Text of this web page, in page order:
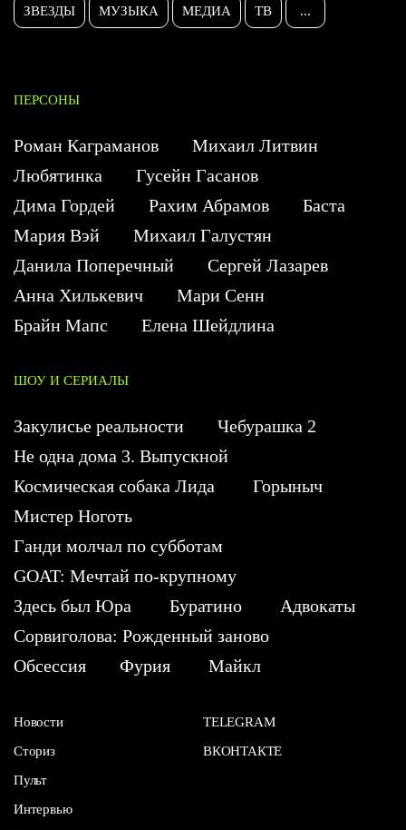
ЗВЕЗДЫ МУЗЫКА МЕДИА ТВ ...
ПЕРСОНЫ
Роман Каграманов
Михаил Литвин
Любятинка
Гусейн Гасанов
Дима Гордей
Рахим Абрамов
Баста
Мария Вэй
Михаил Галустян
Данила Поперечный
Сергей Лазарев
Анна Хилькевич
Мари Сенн
Брайн Мапс
Елена Шейдлина
ШОУ И СЕРИАЛЫ
Закулисье реальности
Чебурашка 2
Не одна дома 3. Выпускной
Космическая собака Лида
Горыныч
Мистер Ноготь
Ганди молчал по субботам
GOAT: Мечтай по-крупному
Здесь был Юра
Буратино
Адвокаты
Сорвиголова: Рожденный заново
Обсессия
Фурия Майкл
Новости
Сториз
Пульт
Интервью
TELEGRAM
ВКОНТАКТЕ